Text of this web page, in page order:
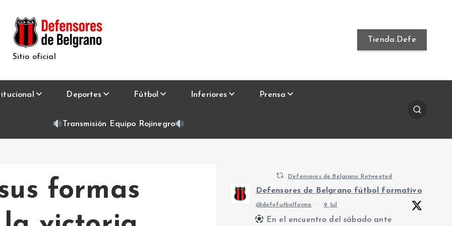
Sitio oficial
Tienda.Defe
Deportes Fútbol Inferiores Prensa
Transmisión Equipo Rojinegro
formas
Defensores de Belgrano Retweeted
Defensores de Belgrano fútbol formativo
@defefutbolforma · 9 Jul
En el encuentro del sábado ante